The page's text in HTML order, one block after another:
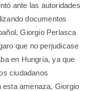
ante las autoridades
documentos
Giorgio Perlasca
que no perjudicase
en Hungría, ya que
ciudadanos
esta amenaza, Giorgio